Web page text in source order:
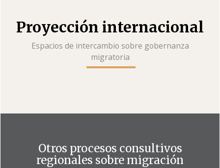
Proyección internacional
Espacios de intercambio sobre gobernanza
migratoria
Otros procesos consultivos
regionales sobre migración